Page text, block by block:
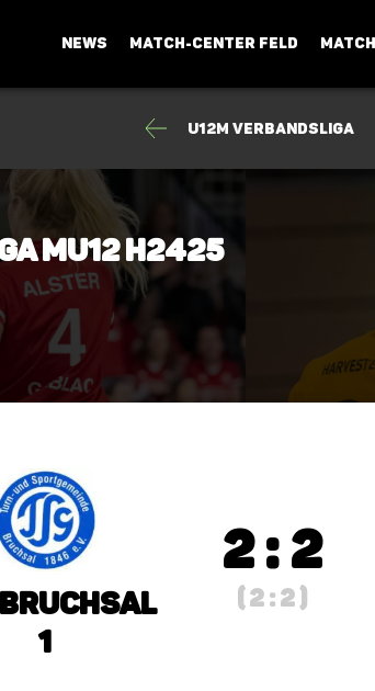
NEWS MATCH-CENTER FELD
U12m Verbandsliga
mU12 H2425
Bruchsal
1
2 : 2
( 2 : 2 )